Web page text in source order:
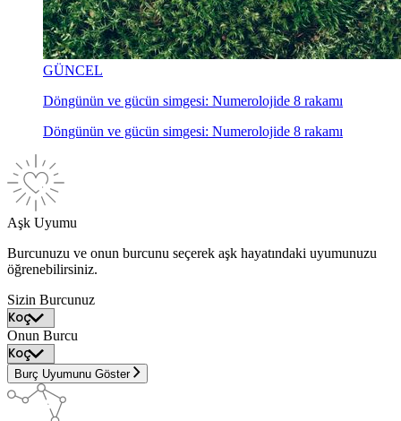
GÜNCEL
Döngünün ve gücün simgesi: Numerolojide 8 rakamı
Döngünün ve gücün simgesi: Numerolojide 8 rakamı
Aşk Uyumu
Burcunuzu ve onun burcunu seçerek aşk hayatındaki uyumunuzu
öğrenebilirsiniz.
Sizin Burcunuz
Onun Burcu
Burç Uyumunu Göster